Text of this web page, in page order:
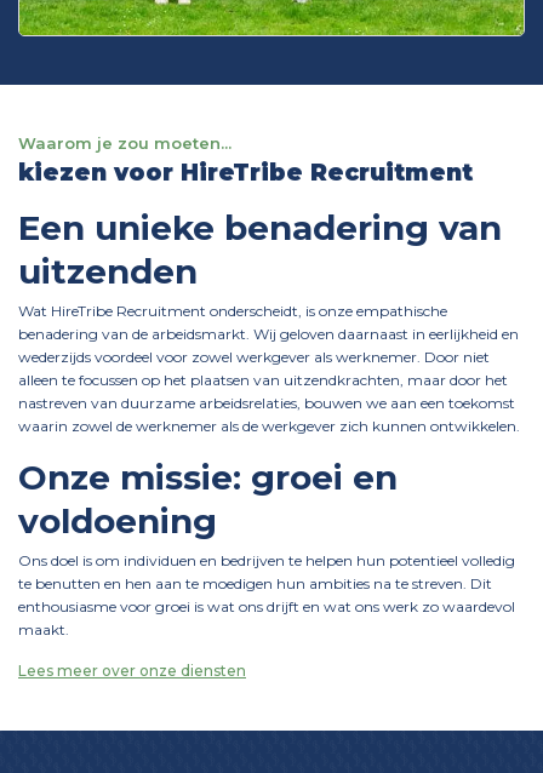
Waarom je zou moeten...
kiezen voor HireTribe Recruitment
Een unieke benadering van
uitzenden
Wat HireTribe Recruitment onderscheidt, is onze empathische
benadering van de arbeidsmarkt. Wij geloven daarnaast in eerlijkheid en
wederzijds voordeel voor zowel werkgever als werknemer. Door niet
alleen te focussen op het plaatsen van uitzendkrachten, maar door het
nastreven van duurzame arbeidsrelaties, bouwen we aan een toekomst
waarin zowel de werknemer als de werkgever zich kunnen ontwikkelen.
Onze missie: groei en
voldoening
Ons doel is om individuen en bedrijven te helpen hun potentieel volledig
te benutten en hen aan te moedigen hun ambities na te streven. Dit
enthousiasme voor groei is wat ons drijft en wat ons werk zo waardevol
maakt.
Lees meer over onze diensten